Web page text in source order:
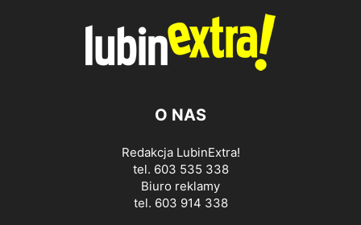
O NAS
Redakcja LubinExtra!
tel. 603 535 338
Biuro reklamy
tel. 603 914 338